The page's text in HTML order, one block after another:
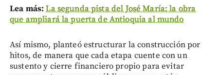
Lea más:La segunda pista del José María: la obra
que ampliará la puerta de Antioquia al mundo
Así mismo, planteó estructurar la construcción por
hitos, de manera que cada etapa cuente con un
sustento y cierre financiero propio para evitar